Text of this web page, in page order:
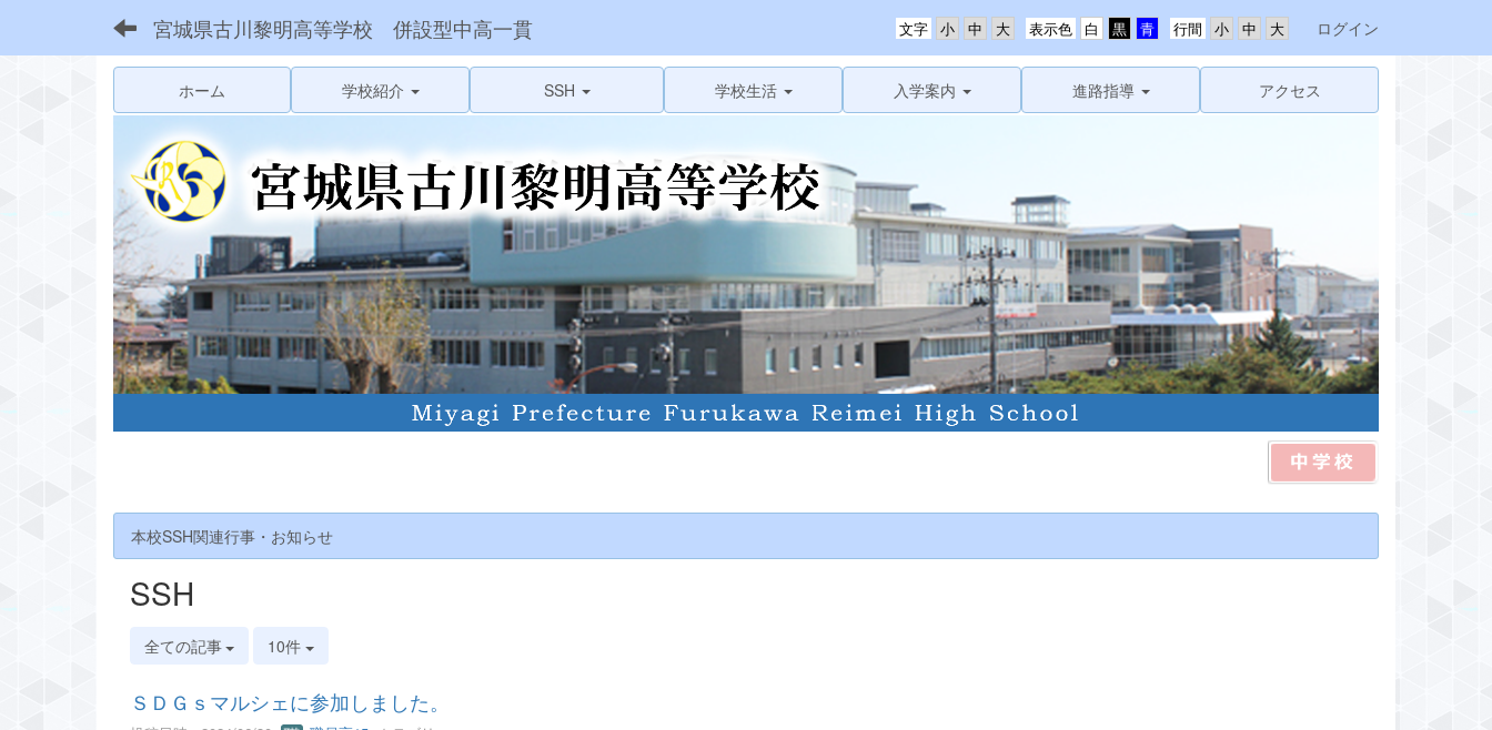
宮城県古川黎明高等学校 併設型中高一貫 行間
表示色
文字 ログイン
ホーム 学校紹介 SSH 学校生活 入学案内 進路指導 アクセス
本校SSH関連行事・お知らせ
SSH
全ての記事 10件
ＳＤＧｓマルシェに参加しました。